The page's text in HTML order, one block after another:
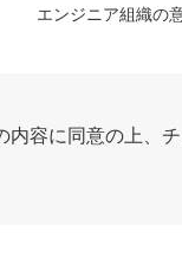
エンジニア組織の
容に同意の上、